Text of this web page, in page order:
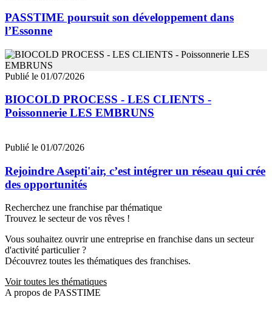
PASSTIME poursuit son développement dans
l’Essonne
Publié le 01/07/2026
BIOCOLD PROCESS - LES CLIENTS -
Poissonnerie LES EMBRUNS
Publié le 01/07/2026
Rejoindre Asepti'air, c’est intégrer un réseau qui crée
des opportunités
Recherchez une franchise par thématique
Trouvez le secteur de vos rêves !
Vous souhaitez ouvrir une entreprise en franchise dans un secteur
d'activité particulier ?
Découvrez toutes les thématiques des franchises.
Voir toutes les thématiques
A propos de PASSTIME